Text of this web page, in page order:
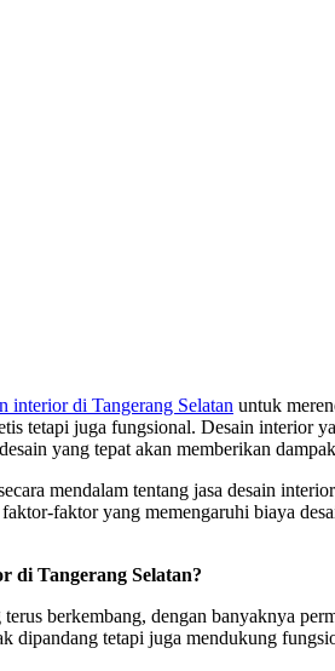
interior di Tangerang Selatan untuk
tetapi juga fungsional. Desain interior
yang tepat akan memberikan
mendalam tentang jasa desain
faktor yang memengaruhi biaya
di Tangerang Selatan?
berkembang, dengan banyaknya
dipandang tetapi juga mendukung